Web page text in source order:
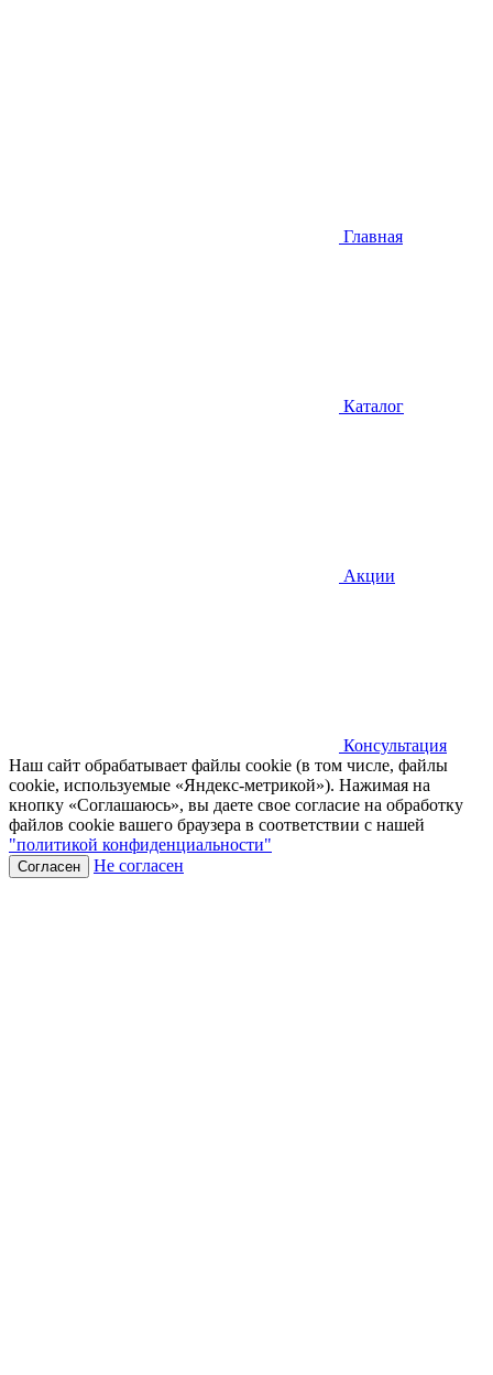
Главная
Каталог
Акции
Консультация
Наш сайт обрабатывает файлы cookie (в том числе, файлы
cookie, используемые «Яндекс-метрикой»). Нажимая на
кнопку «Соглашаюсь», вы даете свое согласие на обработку
файлов cookie вашего браузера в соответствии с нашей
"политикой конфиденциальности"
Согласен Не согласен